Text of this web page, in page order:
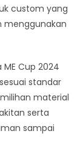
custom yang
menggunakan
Cup 2024
standar
material
serta
sampai